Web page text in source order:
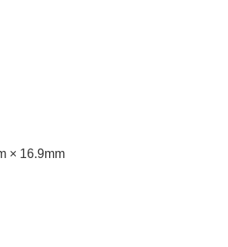
× 16.9mm